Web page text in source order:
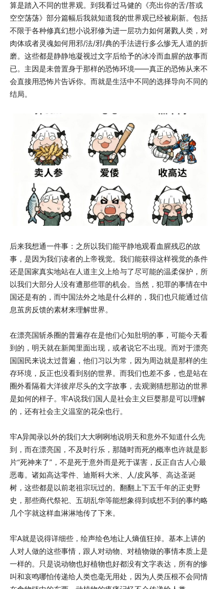
算是踏入不同的世界观。到我看过马健的《亮出你的舌/苔或
空空荡荡》部分篇幅后我就知道我的世界观已经被刷新。包括
不限于各种修真幻想小说邪修为进一层功力如何屠戮人类，对
肉体或者灵魂如何用邪/法/邪/典的手法进行多么惨无人道的折
磨。这些都是静静地凝视过文字后给予的冰冷而血腥的故事而
已。主因是未曾置身于那样的恐怖环境——真正的恐怖从来不
会直接用恐怖片告诉你。而就是生活中不同的选择导向不同的
结局。
后来我想通一件事：之所以我们能平静地观看血腥残忍的故
事，是因为我们读者的上帝视觉。我们能获得这样视觉的条件
还是国家真实地站在人道主义上给与了尽可能的温柔保护，所
以我们大部分人没有遭那些罪的机会。当然，犯罪的事情在中
国还是有的，而中国法外之地是什么样的，我们也只能通过信
息茧房反馈的素材来理解世界。
在漂亮国斩杀圈的普遍存在是他们心知肚明的事，可能今天看
到的，明天就在新闻里面出现，或者说它不出现。而对于漂亮
国国民来说太过普遍，他们习以为常，因为周边就是那样的生
存环境，反正也没看到别的世界。而我们也差不多，也是站在
圈外看隔着大洋彼岸尽头的文字故事，去观测猜想那边的世界
是如何的样子。牢A说我们国人是社会主义巨婴那是可以理解
的，还有社会主义温室的花朵也行。
牢A异闻录以外的我们大大咧咧地说明天和意外不知道什么先
到，而在漂亮国，不及时行乐，那随时而死的概率也许就是影
片“死神来了”，不是死于意外而是死于谋害，反正自古人心最
恶毒。诸如高达零件、迪斯科大米、人/皮风筝、高达圣诞
树，这些都是以前老祖宗玩过的。翻翻上下五千年的正史野
史，那些商代祭祀、五胡乱华等能想象得到或想不到的事约略
几个字就这样血淋淋地传了下来。
牢A就是说得详细些，绘声绘色地让人熵值狂掉。基本上讲的
人对人做的这些事情，跟人对动物、对植物做的事情本质上是
一样的。只是说动物也好植物也好都没有文字表达，所有的惨
叫和哀鸣哪怕传递给人类也毫无用处，因为人类压根不会同情